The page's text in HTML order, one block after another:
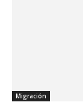
Migración